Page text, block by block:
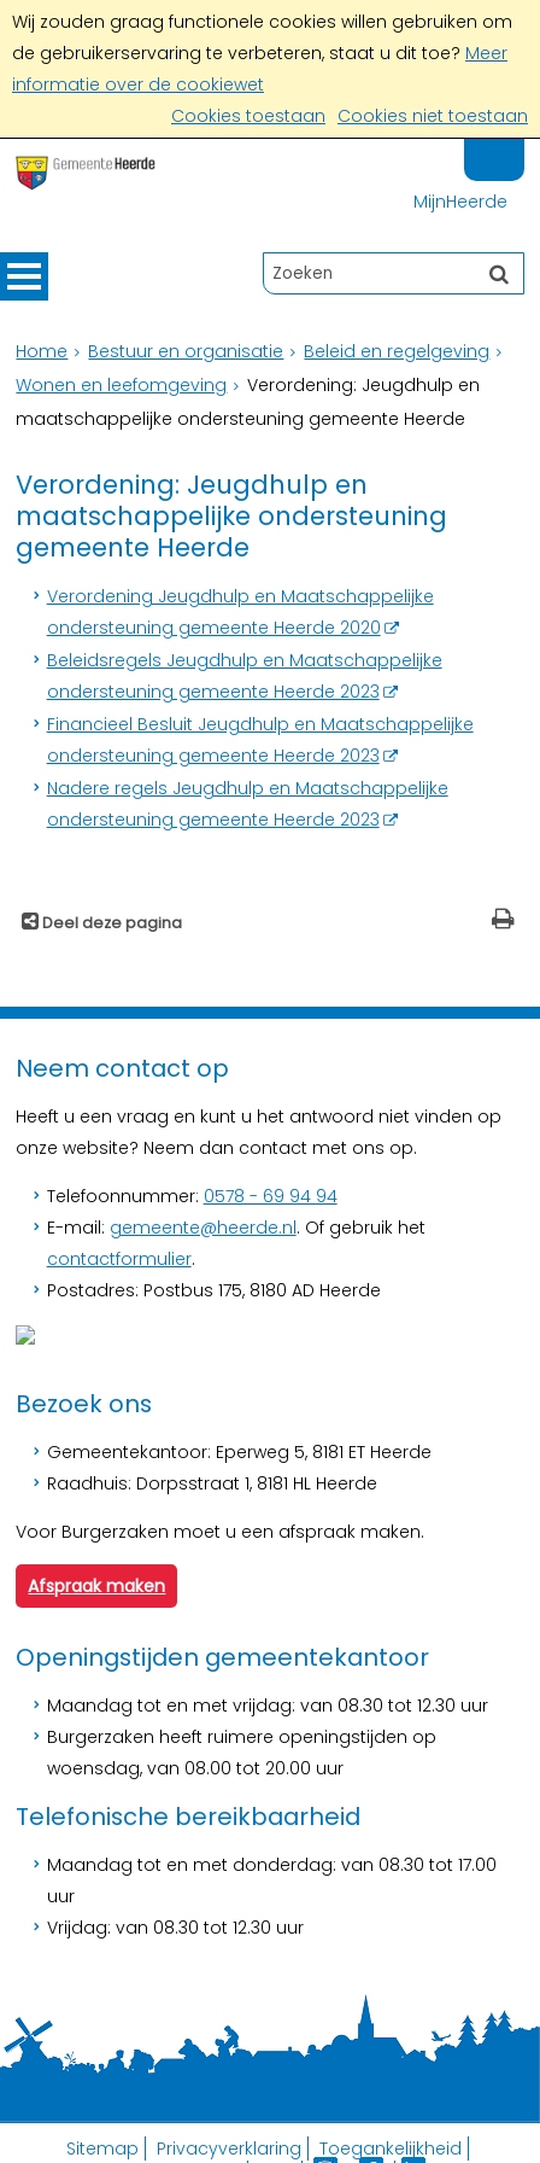
Wij zouden graag functionele cookies willen gebruiken om
de gebruikerservaring te verbeteren, staat u dit toe? Meer
informatie over de cookiewet
Cookies toestaan Cookies niet toestaan
MijnHeerde
Home Bestuur en organisatie
Beleid en regelgeving
Wonen en leefomgeving
Verordening: Jeugdhulp en
maatschappelijke ondersteuning gemeente Heerde
Verordening: Jeugdhulp en
maatschappelijke ondersteuning
gemeente Heerde
Verordening Jeugdhulp en Maatschappelijke
ondersteuning gemeente Heerde 2020
Beleidsregels Jeugdhulp en Maatschappelijke
ondersteuning gemeente Heerde 2023
Financieel Besluit Jeugdhulp en Maatschappelijke
ondersteuning gemeente Heerde 2023
Nadere regels Jeugdhulp en Maatschappelijke
ondersteuning gemeente Heerde 2023
Deel deze pagina
Neem contact op
Heeft u een vraag en kunt u het antwoord niet vinden op
onze website? Neem dan contact met ons op.
Telefoonnummer: 0578 - 69 94 94
E-mail: gemeente@heerde.nl. Of gebruik het
contactformulier.
Postadres: Postbus 175, 8180 AD Heerde
Bezoek ons
Gemeentekantoor: Eperweg 5, 8181 ET Heerde
Raadhuis: Dorpsstraat 1, 8181 HL Heerde
Voor Burgerzaken moet u een afspraak maken.
Afspraak maken
Openingstijden gemeentekantoor
Maandag tot en met vrijdag: van 08.30 tot 12.30 uur
Burgerzaken heeft ruimere openingstijden op
woensdag, van 08.00 tot 20.00 uur
Telefonische bereikbaarheid
Maandag tot en met donderdag: van 08.30 tot 17.00
uur
Vrijdag: van 08.30 tot 12.30 uur
Sitemap Privacyverklaring
Toegankelijkheid